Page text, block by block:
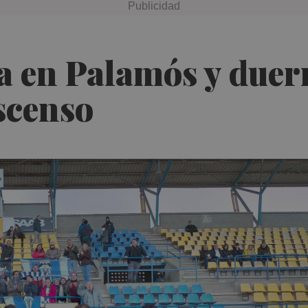
en Palamós y